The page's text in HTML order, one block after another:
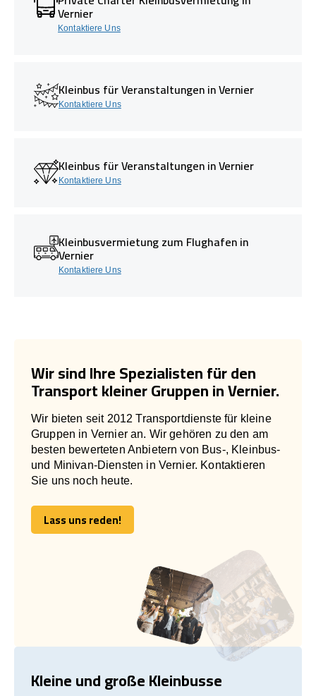
Vernier
Kontaktiere Uns
Kleinbus für Veranstaltungen in Vernier
Kontaktiere Uns
Kleinbus für Veranstaltungen in Vernier
Kontaktiere Uns
Kleinbusvermietung zum Flughafen in
Vernier
Kontaktiere Uns
Wir sind Ihre Spezialisten für den
Transport kleiner Gruppen in Vernier.
Wir bieten seit 2012 Transportdienste für kleine
Gruppen in Vernier an. Wir gehören zu den am
besten bewerteten Anbietern von Bus-, Kleinbus-
und Minivan-Diensten in Vernier. Kontaktieren
Sie uns noch heute.
Lass uns reden!
Lass uns reden!
Kleine und große Kleinbusse